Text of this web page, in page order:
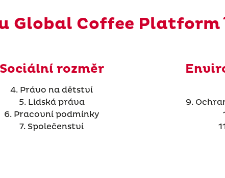
Global Coffee
Sociální rozměr
4. Právo na dětství
5. Lidská práva
6. Pracovní podmínky
7. Společenství
9.